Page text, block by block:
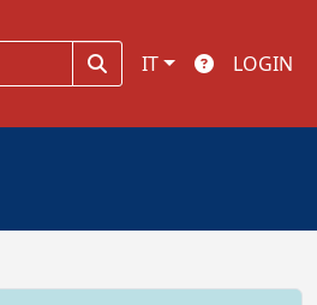
IT LOGIN